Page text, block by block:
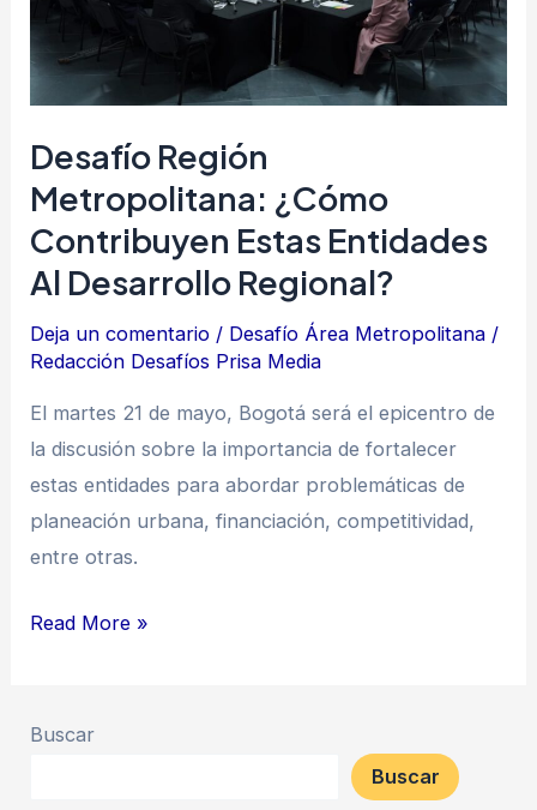
Desafío Región
Metropolitana: ¿Cómo
Contribuyen Estas Entidades
Al Desarrollo Regional?
Deja un comentario / Desafío Área Metropolitana /
Redacción Desafíos Prisa Media
El martes 21 de mayo, Bogotá será el epicentro de
la discusión sobre la importancia de fortalecer
estas entidades para abordar problemáticas de
planeación urbana, financiación, competitividad,
entre otras.
Estas
Entidades
Al
Desarrollo
Read More »
Buscar
Buscar